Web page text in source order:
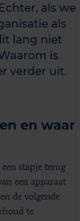
als we
als
lang niet
is
verder uit.
en waar
stapje terug
een apparaat
de volgende
te